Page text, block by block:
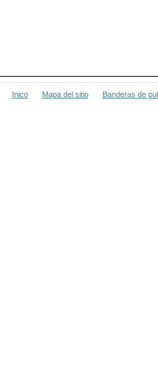
Inico Mapa del sitio Banderas de